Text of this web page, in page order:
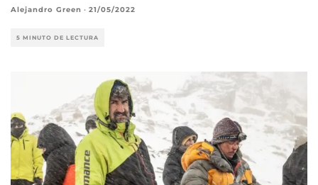
Alejandro Green · 21/05/2022
5 MINUTO DE LECTURA